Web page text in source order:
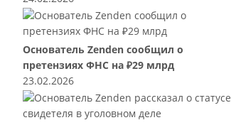
Основатель Zenden сообщил о
претензиях ФНС на ₽29 млрд
23.02.2026